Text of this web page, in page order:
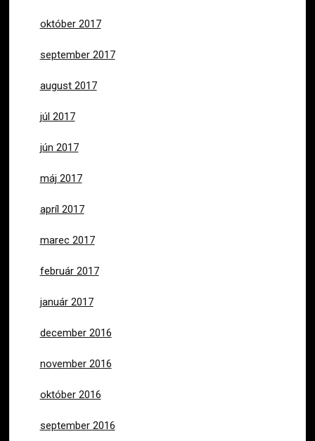
október 2017
september 2017
august 2017
júl 2017
jún 2017
máj 2017
apríl 2017
marec 2017
február 2017
január 2017
december 2016
november 2016
október 2016
september 2016